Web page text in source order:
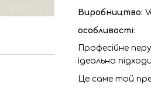
Виробництво:
особливості:
Професійне
ідеально
Це саме той